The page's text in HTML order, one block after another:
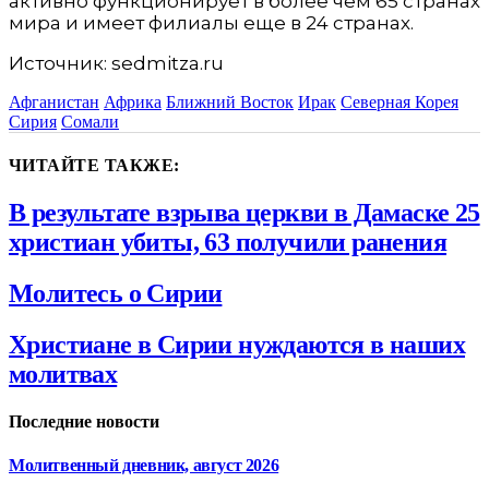
мира и имеет филиалы еще в 24 странах.
Источник: sedmitza.ru
Афганистан Африка Ближний Восток Ирак Северная Корея
Сирия Сомали
ЧИТАЙТЕ ТАКЖЕ:
В результате взрыва церкви в Дамаске 25
христиан убиты, 63 получили ранения
Молитесь о Сирии
Христиане в Сирии нуждаются в наших
молитвах
Последние новости
Молитвенный дневник, август 2026